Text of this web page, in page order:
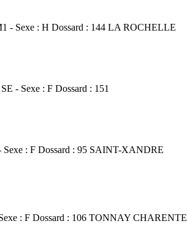
- Sexe : H Dossard : 144 LA ROCHELLE
- Sexe : F Dossard : 151
Sexe : F Dossard : 95 SAINT-XANDRE
: F Dossard : 106 TONNAY CHARENTE